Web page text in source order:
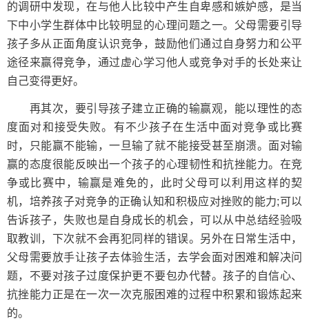
的调研中发现，在与他人比较中产生自卑感和嫉妒感，是当
下中小学生群体中比较明显的心理问题之一。父母需要引导
孩子多从正面角度认识竞争，鼓励他们通过自身努力和公平
途径来赢得竞争，通过虚心学习他人或竞争对手的长处来让
自己变得更好。
再其次，要引导孩子建立正确的输赢观，能以理性的态
度面对和接受失败。有不少孩子在生活中面对竞争或比赛
时，只能赢不能输，一旦输了就不能接受甚至崩溃。面对输
赢的态度很能反映出一个孩子的心理韧性和抗挫能力。在竞
争或比赛中，输赢是难免的，此时父母可以利用这样的契
机，培养孩子对竞争的正确认知和积极应对挫败的能力;可以
告诉孩子，失败也是自身成长的机会，可以从中总结经验吸
取教训，下次就不会再犯同样的错误。另外在日常生活中，
父母需要放手让孩子去体验生活，去学会面对困难和解决问
题，不要对孩子过度保护更不要包办代替。孩子的自信心、
抗挫能力正是在一次一次克服困难的过程中积累和锻炼起来
的。